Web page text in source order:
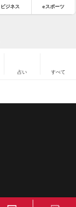
ビジネス eスポーツ
占い すべて